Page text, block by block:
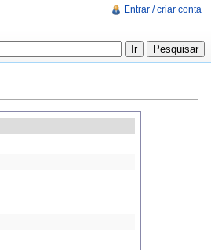
Entrar / criar conta